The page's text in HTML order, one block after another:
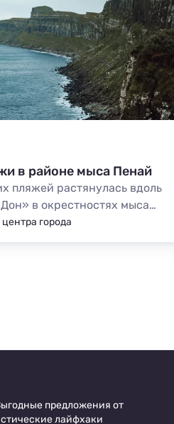
в районе мыса Пенай
пляжей растянулась вдоль
в окрестностях мыса
места подходят для тех, кто
вдали от чужих глаз. Берег
центра города
предложения от
лайфхаки